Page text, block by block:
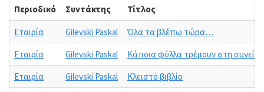
Περιοδικό Συντάκτης Τίτλος
Εταιρία Gilevski Paskal
Όλα τα βλέπω τώρα…
Εταιρία
Gilevski Paskal
Κάποια φύλλα τρέμουν στη
Εταιρία
Gilevski Paskal
Κλειστό βιβλίο